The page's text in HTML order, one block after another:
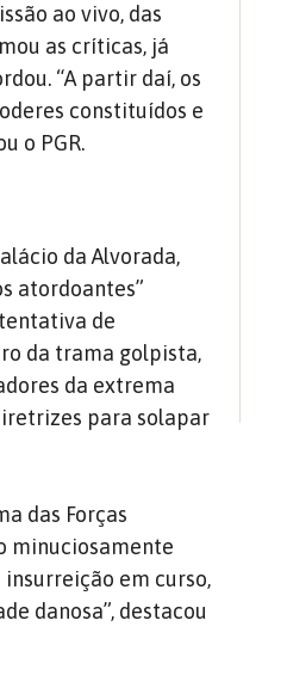
ao vivo, das
as críticas, já
“A partir daí, os
constituídos e
o PGR.
da Alvorada,
atordoantes”
de
da trama golpista,
da extrema
para solapar
das Forças
minuciosamente
em curso,
danosa”, destacou